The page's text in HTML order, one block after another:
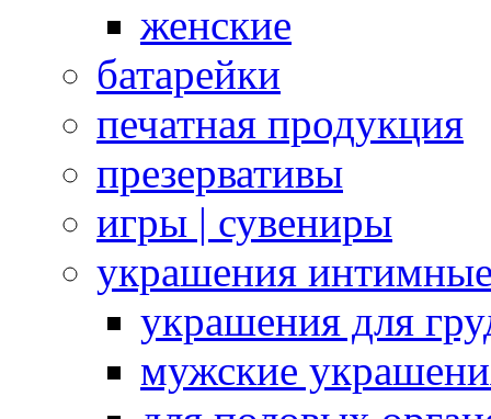
женские
батарейки
печатная продукция
презервативы
игры | сувениры
украшения
украшения для
мужские